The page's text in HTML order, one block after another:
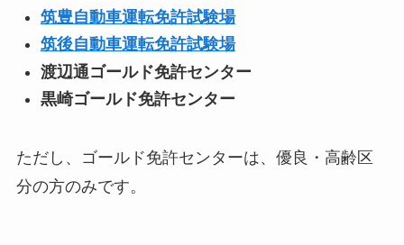
筑豊自動車運転免許試験場
筑後自動車運転免許試験場
渡辺通ゴールド免許センター
黒崎ゴールド免許センター
ただし、ゴールド免許センターは、優良・高齢区
分の方のみです。